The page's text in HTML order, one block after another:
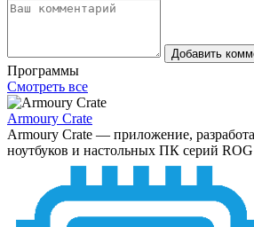
Добавить
Программы
Смотреть все
Armoury Crate
Armoury Crate — приложение,
ноутбуков и настольных ПК серий